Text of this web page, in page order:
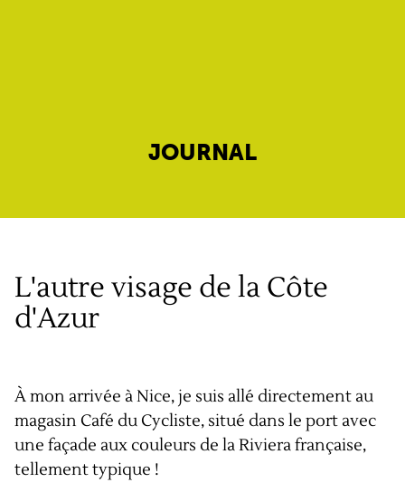
JOURNAL
L'autre visage de la Côte
d'Azur
À mon arrivée à Nice, je suis allé directement au
magasin Café du Cycliste, situé dans le port avec
une façade aux couleurs de la Riviera française,
tellement typique !